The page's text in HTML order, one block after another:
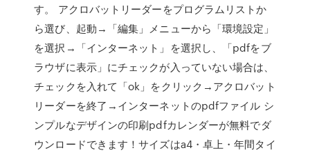
す。 アクロバットリーダーをプログラムリストか
ら選び、起動→「編集」メニューから「環境設定」
を選択→「インターネット」を選択し、「pdfをブ
ラウザに表示」にチェックが入っていない場合は、
チェックを入れて「ok」をクリック→アクロバット
リーダーを終了→インターネットのpdfファイル シ
ンプルなデザインの印刷pdfカレンダーが無料でダ
ウンロードできます！サイズはa4・卓上・年間タイ